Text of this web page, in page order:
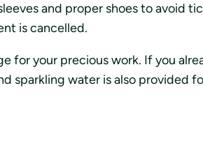
and proper shoes to avoid
is cancelled.
for your precious work. If you
sparkling water is also provided